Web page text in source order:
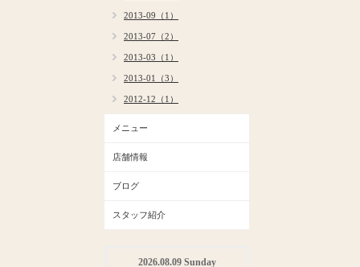
2013-09（1）
2013-07（2）
2013-03（1）
2013-01（3）
2012-12（1）
メニュー
店舗情報
ブログ
スタッフ紹介
2026.08.09 Sunday